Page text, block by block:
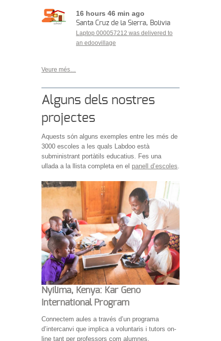
16 hours 46 min ago
Santa Cruz de la Sierra, Bolivia
Laptop 000057212 was delivered to
an edoovillage
Veure més…
Alguns dels nostres
projectes
Aquests són alguns exemples entre les més de
3000 escoles a les quals Labdoo està
subministrant portàtils educatius. Fes una
ullada a la llista completa en el panell d’escoles
Nyilima, Kenya: Kar Geno
International Program
Connectem aules a través d’un programa
d’intercanvi que implica a voluntaris i tutors on-
line tant per professors com alumnes.